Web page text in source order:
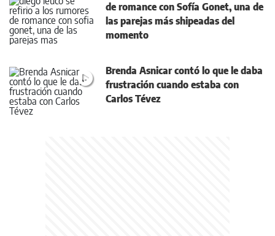
de romance con Sofía Gonet, una de
las parejas más shipeadas del
momento
Brenda Asnicar contó lo que le daba
frustración cuando estaba con
Carlos Tévez